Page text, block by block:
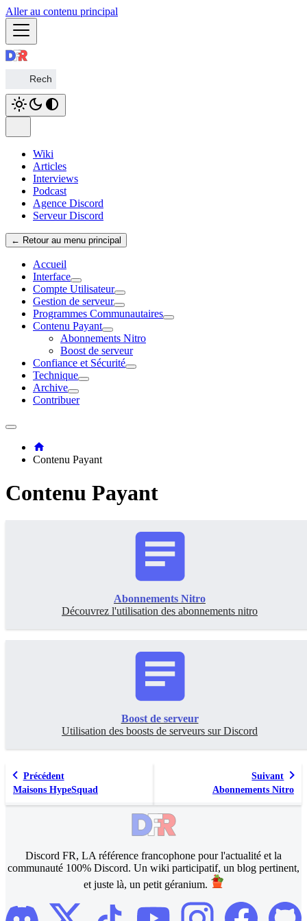
Aller au contenu principal
Wiki
Articles
Interviews
Podcast
Agence Discord
Serveur Discord
← Retour au menu principal
Accueil
Interface
Compte Utilisateur
Gestion de serveur
Programmes Communautaires
Contenu Payant
Abonnements Nitro
Boost de serveur
Confiance et Sécurité
Technique
Archive
Contribuer
Contenu Payant
Contenu Payant
Abonnements Nitro
Découvrez l'utilisation des abonnements nitro
Boost de serveur
Utilisation des boosts de serveurs sur Discord
Précédent
Maisons HypeSquad
Suivant
Abonnements Nitro
Discord FR, LA référence francophone pour l'actualité et la
communauté 100% Discord. Un wiki participatif, un blog pertinent,
et juste là, un petit géranium.